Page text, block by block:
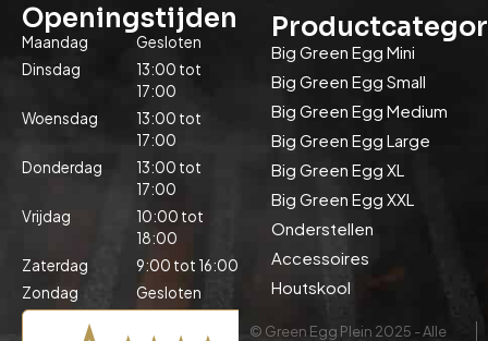
Openingstijden
Maandag
Gesloten
Dinsdag
13:00 tot
17:00
Woensdag
13:00 tot
17:00
Donderdag
13:00 tot
17:00
Vrijdag
10:00 tot
18:00
Zaterdag
9:00 tot 16:00
Zondag
Gesloten
Big Green Egg Mini
Big Green Egg Small
Big Green Egg Medium
Big Green Egg Large
Big Green Egg XL
Big Green Egg XXL
Onderstellen
Accessoires
Houtskool
© Green Egg Plein 2025 - Alle